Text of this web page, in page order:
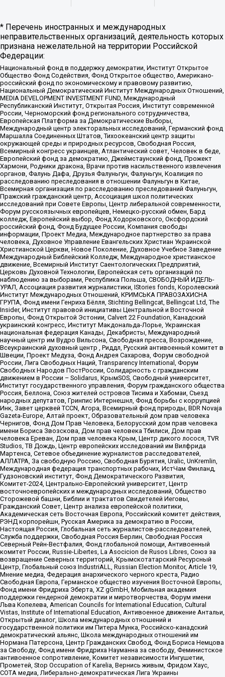
* Перечень иностранных и международных
неправительственных организаций, деятельность которых
признана нежелательной на территории Российской
Федерации:
Национальный фонд в поддержку демократии, Институт Открытое
Общество Фонд Содействия, Фонд Открытое общество, Американо-
российский фонд по экономическому и правовому развитию,
Национальный Демократический Институт Международных Отношений,
MEDIA DEVELOPMENT INVESTMENT FUND, Международный
Республиканский Институт, Открытая Россия, Институт современной
России, Черноморский фонд регионального сотрудничества,
Европейская Платформа за Демократические Выборы,
Международный центр электоральных исследований, Германский фонд
Маршалла Соединенных Штатов, Тихоокеанский центр защиты
окружающей среды и природных ресурсов, Свободная Россия,
Всемирный конгресс украинцев, Атлантический совет, Человек в беде,
Европейский фонд за демократию, Джеймстаунский фонд, Прожект
Хармони, Родники дракона, Врачи против насильственного извлечения
органов, Фалунь Дафа, Друзья Фалуньгун, Фалуньгун, Коалиция по
расследованию преследования в отношении Фалуньгун в Китае,
Всемирная организация по расследованию преследований Фалуньгун,
Пражский гражданский центр, Ассоциация школ политических
исследований при Совете Европы, Центр либеральной современности,
Форум русскоязычных европейцев, Немецко-русский обмен, Бард
колледж, Европейский выбор, Фонд Ходорковского, Оксфордский
российский фонд, Фонд Будущее России, Компания свободы
информации, Проект Медиа, Международное партнерство за права
человека, Духовное Управление Евангельских Христиан Украинской
Христианской Церкви, Новое Поколение, Духовное Учебное Заведение
Международный Библейский Колледж, Международное христианское
движение, Всемирный Институт Саентологических Предприятий,
Церковь Духовной Технологии, Европейская сеть организаций по
наблюдению за выборами, Республика Польша, СВОБОДНЫЙ ИДЕЛЬ-
УРАЛ, Ассоциация развития журналистики, IStories fonds, Королевский
Институт Международных Отношений, КРИМСЬКА ПРАВОЗАХИСНА
ГРУПА, Фонд имени Генриха Бёлля, Stichting Bellingcat, Bellingcat Ltd, The
Insider, Институт правовой инициативы Центральной и Восточной
Европы, Фонд Открытой Эстонии, Calvert 22 Foundation, Канадский
украинский конгресс, Институт Макдональда-Лорье, Украинская
национальная федерация Канады, Декабристы, Международный
научный центр им Вудро Вильсона, Свободная пресса, Возрождение,
Всеукраинский духовный центр , Риддл, Русский антивоенный комитет в
Швеции, Проект Медуза, Фонд Андрея Сахарова, Форум свободной
России, Лига Свободных Наций, Transparеncy International, Форум
Свободных Народов ПостРоссии, Солидарность с гражданским
движением в России – Solidarus, КрымSOS, Свободный университет,
Институт государственного управления, Форум гражданского общества
Россия, Беллона, Союз жителей островов Тисима и Хабомаи, Съезд
народных депутатов, Гринпис Интернешнл, Фонд борьбы с коррупцией
Инк, Завет церквей TCCN, Агора, Всемирный фонд природы, BDR Novaja
Gazeta-Europe, Алтай проект, Образовательный дом прав человека
Чернигов, Фонд Дом Прав Человека, Белорусский дом прав человека
имени Бориса Звозскова, Дом прав человека Тбилиси, Дом прав
человека Ереван, Дом прав человека Крым, Центр дикого лосося, TVR
Studios, ТВ Дождь, Центр европейских исследований им Вилфрида
Мартенса, Сетевое объединение журналистов расследователей,
АЛЛАТРА, За свободную Россию, Свободная Бурятия, Uralic, UnKremlin,
Международная федерация транспортных рабочих, ИстЧам Финланд,
Гудзоновский институт, Фонд Демократического Развития,
Комитет-2024, Центрально-Европейский университет, Центр
восточноевропейских и международных исследований, Общество
Сторожевой башни, Библии и трактатов Свидетелей Иеговы,
Гражданский Совет, Центр анализа европейской политики,
Академическая сеть Восточная Европа, Российский комитет действия,
РЭНД корпорейшн, Русская Америка за демократию в России,
Настоящая Россия, Глобальная сеть журналистов-расследователей,
Служба поддержки, Свободная Россия Берлин, Свободная Россия
Северный Рейн-Вестфалия, Фонд глобальной помощи, Антивоенный
комитет России, Russie-Libertes, La Asocicion de Rusos Libres, Союз за
возвращение Северных территорий, Крымскотатарский Ресурсный
Центр, Глобальный союз IndustriALL, Russian Election Monitor, Article 19,
Мнение медиа, Федерация анархического черного креста, Радио
Свободная Европа, Германское общество изучения Восточной Европы,
Фонд имени Фридриха Эберта, XZ gGmbH, Мобильная академия
поддержки гендерной демократии и миротворчества, Форум имени
Льва Копелева, American Councils for International Education, Cultural
Vistas, Institute of International Education, Антивоенное движение Антальи,
Открытый диалог, Школа международных отношений и
государственной политики им Питера Мунка, Российско-канадский
демократический альянс, Школа международных отношений им
Нормана Патерсона, Центр Гражданских Свобод, Фонд Бориса Немцова
за Свободу, Фонд имени Фридриха Науманна за свободу, Феминистское
антивоенное сопротивление, Комитет независимости Ингушетии,
Прометей, Stop Occupation of Karelia, Вернись живым, Фридом Хаус,
СОТА медиа, Либерально-демократическая Лига Украины